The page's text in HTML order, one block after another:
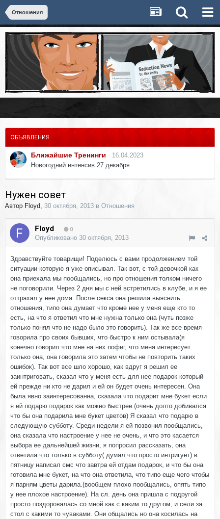
Отношения
ОБЪЯВЛЕНИЯ
Ближайшие Тренинги
16.04.2023
Новогодний интенсив 27 декабря
Нужен совет
Автор Floyd, 30 октября, 2013 в Отношения
Floyd 0
Опубликовано 30 октября, 2013
Здравствуйте товарищи! Поделюсь с вами продолжением той
ситуации которую я уже описывал. Так вот, с той девочкой как
она приехала мы пообщались, но про отношения толком ничего
не поговорили. Через 2 дня мы с ней встретились в клубе, и я ее
оттрахал у нее дома. После секса она решила выяснить
отношения, типо она думает что кроме нее у меня еще кто то
есть, на что я ответил что мне нужна только она (чуть позже
только понял что не надо было это говорить). Так же все время
говорила про своих бывших, что быстро к ним остывала(я
конечно говорил что мне на них пофиг, что меня интересует
только она, она говорила это затем чтобы не повторить таких
ошибок). Так вот все шло хорошо, как вдруг я решил ее
заинтриговать, сказал что у меня есть для нее подарок который
ей прежде ни кто не дарил и ей он будет очень интересен. Она
была явно заинтересованна, сказала что подарит мне букет если
я ей подарю подарок как можно быстрее.(очень долго добивался
что бы она подарила мне букет цветов) Я сказал что подарю в
следующую субботу. Среди недели я ей позвонил пообщались,
она сказала что настроение у нее не очень, и что это касается
выбора ее дальнейшей жизни, я попросил рассказать, она
ответила что только в субботу( думал что просто интригует) в
пятницу написал смс что завтра ей отдам подарок, и что бы она
готовила мне букет, на что она ответила, что типо еще чего чтобы
я парням цветы дарила.(вообщем плохо пообщались, опять типо
у нее плохое настроение). На сл. день она пришла с подругой
просто поздоровалась со мной как с каким то другом, и сели за
стол с какими то чуваками. Они общались но она косилась на